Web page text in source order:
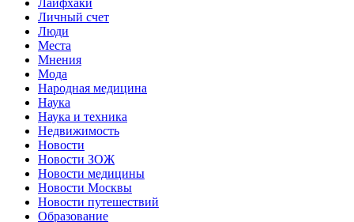
Лайфхаки
Личный счет
Люди
Места
Мнения
Мода
Народная медицина
Наука
Наука и техника
Недвижимость
Новости
Новости ЗОЖ
Новости медицины
Новости Москвы
Новости путешествий
Образование